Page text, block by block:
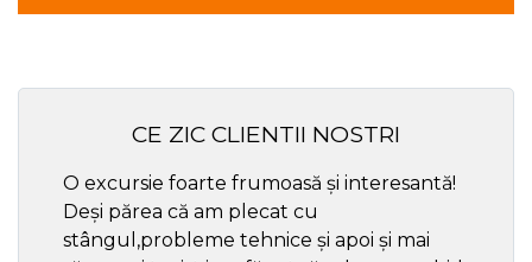
CE ZIC CLIENTII NOSTRI
O excursie foarte frumoasă și interesantă!
Deși părea că am plecat cu
stângul,probleme tehnice și apoi și mai